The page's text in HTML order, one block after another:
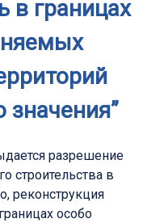
в границах
значения”
разрешение
строительства в
реконструкция
особо